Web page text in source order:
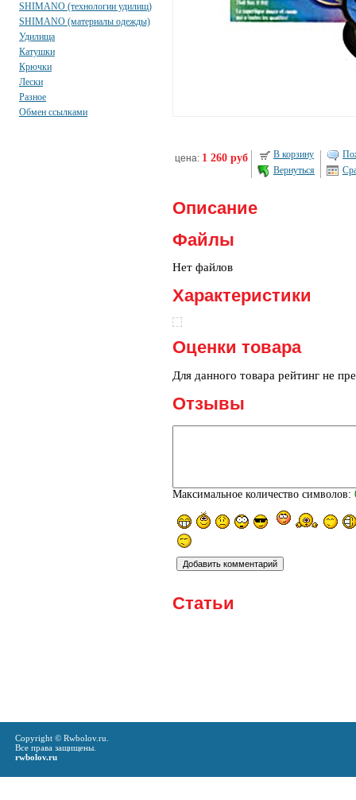
SHIMANO (технологии удилищ)
SHIMANO (материалы одежды)
Удилища
Катушки
Крючки
Лески
Разное
Обмен ссылками
цена: 1 260 руб
В корзину
Вернуться
Описание
Файлы
Нет файлов
Характеристики
Оценки товара
Для данного товара рейтинг не
Отзывы
Максимальное количество символов:
Статьи
Copyright © Rwbolov.ru.
Все права защищены.
rwbolov.ru